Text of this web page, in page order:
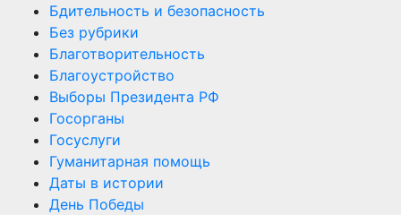
Бдительность и безопасность
Без рубрики
Благотворительность
Благоустройство
Выборы Президента РФ
Госорганы
Госуслуги
Гуманитарная помощь
Даты в истории
День Победы